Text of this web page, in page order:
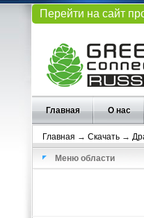
Перейти на сайт
Главная О нас
Главная → Скачать →
Меню области